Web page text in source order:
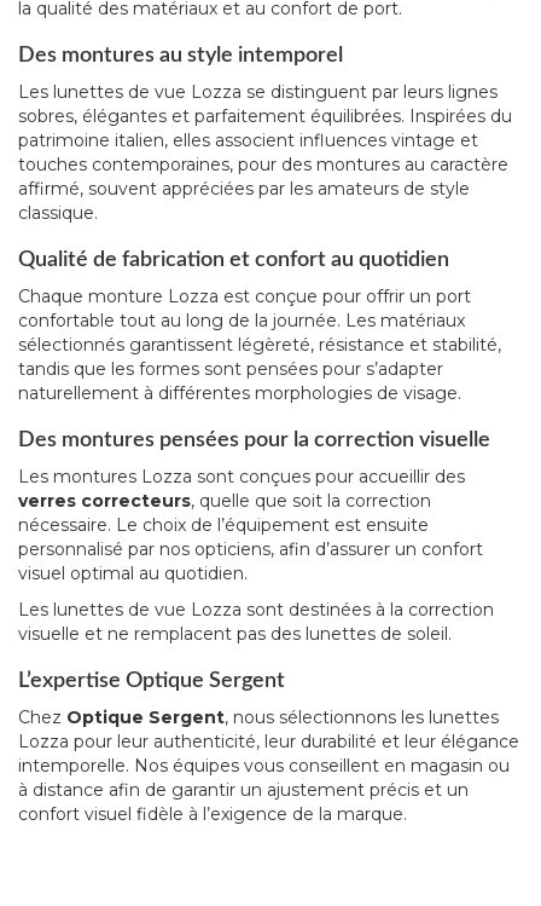
la qualité des matériaux et au confort de port.
Des montures au style intemporel
Les lunettes de vue Lozza se distinguent par leurs lignes
sobres, élégantes et parfaitement équilibrées. Inspirées du
patrimoine italien, elles associent influences vintage et
touches contemporaines, pour des montures au caractère
affirmé, souvent appréciées par les amateurs de style
classique.
Qualité de fabrication et confort au quotidien
Chaque monture Lozza est conçue pour offrir un port
confortable tout au long de la journée. Les matériaux
sélectionnés garantissent légèreté, résistance et stabilité,
tandis que les formes sont pensées pour s’adapter
naturellement à différentes morphologies de visage.
Des montures pensées pour la correction visuelle
Les montures Lozza sont conçues pour accueillir des
verres correcteurs, quelle que soit la correction
nécessaire. Le choix de l’équipement est ensuite
personnalisé par nos opticiens, afin d’assurer un confort
visuel optimal au quotidien.
Les lunettes de vue Lozza sont destinées à la correction
visuelle et ne remplacent pas des lunettes de soleil.
L’expertise Optique Sergent
Chez Optique Sergent, nous sélectionnons les lunettes
Lozza pour leur authenticité, leur durabilité et leur élégance
intemporelle. Nos équipes vous conseillent en magasin ou
à distance afin de garantir un ajustement précis et un
confort visuel fidèle à l’exigence de la marque.